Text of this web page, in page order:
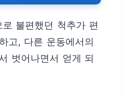
불편했던 척추가 편
고, 다른 운동에서의
벗어나면서 얻게 되